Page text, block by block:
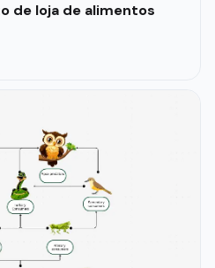
de loja de alimentos